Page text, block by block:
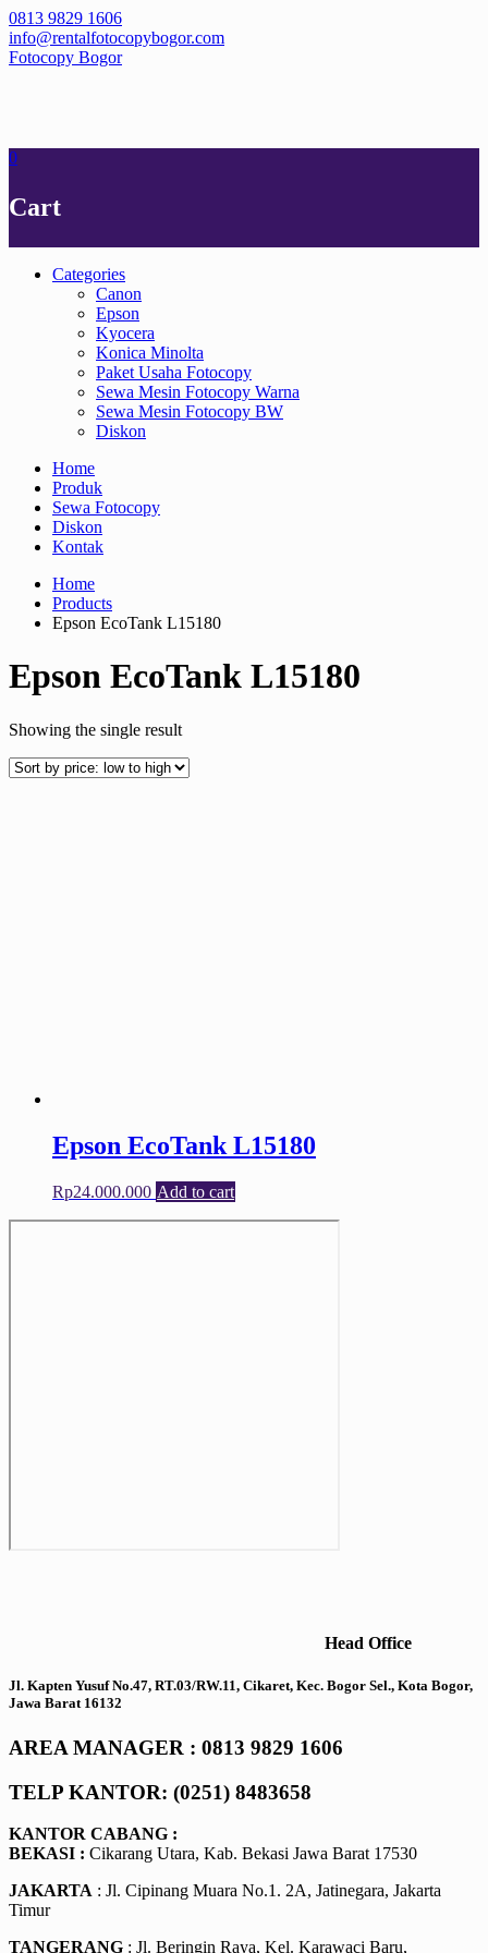
Skip
to
content
0813 9829 1606
info@rentalfotocopybogor.com
Fotocopy Bogor
0
Cart
Categories
Canon
Epson
Kyocera
Konica Minolta
Paket Usaha Fotocopy
Sewa Mesin Fotocopy Warna
Sewa Mesin Fotocopy BW
Diskon
Home
Produk
Sewa Fotocopy
Diskon
Kontak
Home
Products
Epson EcoTank L15180
Epson EcoTank L15180
Showing the single result
Epson EcoTank L15180
Rp24.000.000 Add to cart
Head Office
Jl. Kapten Yusuf No.47, RT.03/RW.11, Cikaret, Kec. Bogor Sel., Kota Bogor,
Jawa Barat 16132
AREA MANAGER : 0813 9829 1606
TELP KANTOR: (0251) 8483658
KANTOR CABANG :
BEKASI : Cikarang Utara, Kab. Bekasi Jawa Barat 17530
JAKARTA : Jl. Cipinang Muara No.1. 2A, Jatinegara, Jakarta
Timur
TANGERANG : Jl. Beringin Raya, Kel. Karawaci Baru,